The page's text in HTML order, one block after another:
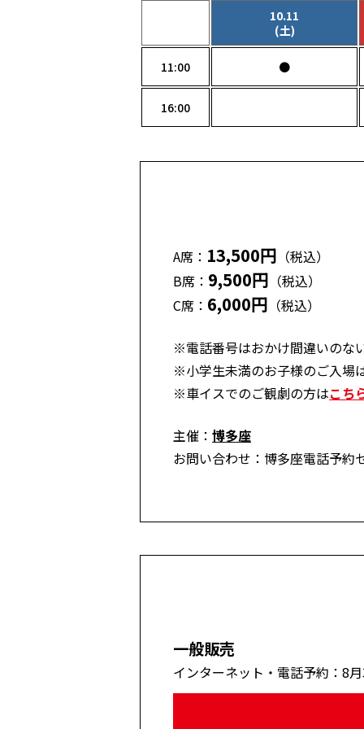
10.11
(土)
11:00 ●
16:00
A席： 13,500円 （税込）
B席： 9,500円 （税込）
C席： 6,000円 （税込）
※電話番号はおかけ間違いのな
※小学生未満のお子様のご入場
※車イスでのご観劇の方はこち
主催： 博多座
お問い合わせ：博多座電話予
一般販売
インターネット・電話予約：8